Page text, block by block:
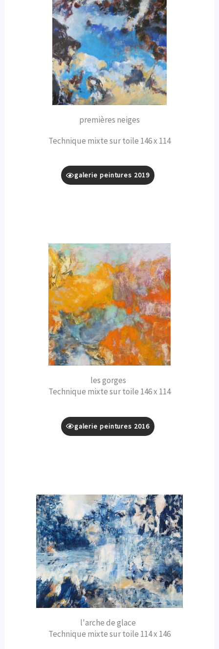
premières neiges
Technique mixte sur toile 146 x 114
galerie peintures 2019
les gorges
Technique mixte sur toile 146 x 114
galerie peintures 2016
l'arche de glace
Technique mixte sur toile 114 x 146